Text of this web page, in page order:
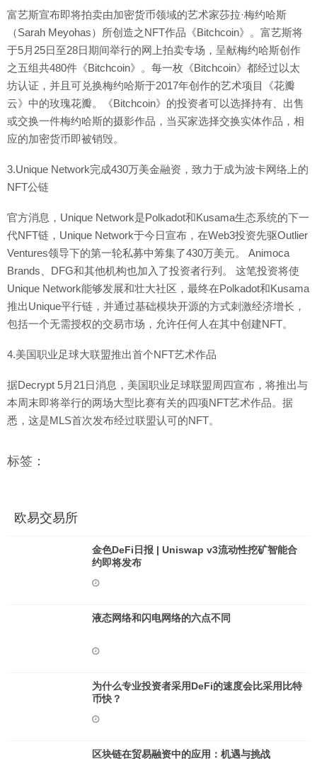
富艺斯宣布即将拍卖由加密货币领域的艺术家莎拉·梅约哈斯
（Sarah Meyohas）所创造之NFT作品《Bitchcoin》。富艺斯将
于5月25日至28日期间举行的网上拍卖专场，呈献梅约哈斯创作
之五组共480件《Bitchcoin》。每一枚《Bitchcoin》都经过以太
坊认证，并且可兑换梅约哈斯于2017年创作的艺术项目《花瓣
云》中的玫瑰花瓣。《Bitchcoin》的投资者可以选择持有、出售
或交换一件梅约哈斯的摄影作品，当买家选择交换实体作品，相
应的加密货币即被销毁。
3.Unique Network完成430万美金融资，致力于成为波卡网络上的
NFT公链
官方消息，Unique Network是Polkadot和Kusama生态系统的下一
代NFT链，Unique Network于今日宣布，在Web3投资先驱Outlier
Ventures领导下的第一轮私募中筹集了430万美元。 Animoca
Brands、DFG和其他机构也加入了投资者行列。 这笔投资将使
Unique Network能够发展和壮大社区，最终在Polkadot和Kusama
推出Unique平行链，并通过基础模块开源的方式刺激经济增长，
包括一个无需授权的交易市场，允许任何人在其中创建NFT。
4.美国职业足球大联盟推出首个NFT艺术作品
据Decrypt 5月21日消息，美国职业足球联盟周四宣布，将推出与
本周末即将举行的两场大型比赛有关的四项NFT艺术作品。据
悉，这是MLS首次发布经过联盟认可的NFT。
标签：
欧易交易所
金色DeFi日报 | Uniswap v3流动性挖矿智能合
约即将发布
液态网络和闪电网络的六点不同
为什么专业投资者采用DeFi的速度会比采用比特
币快？
区块链在贸易融资中的应用：机遇与挑战